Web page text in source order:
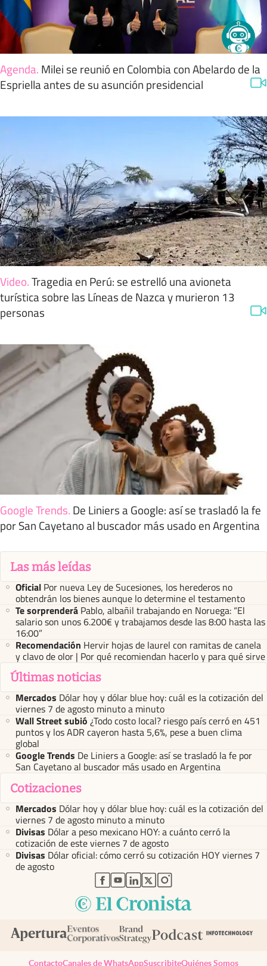
Agenda. Milei se reunió en Colombia con Abelardo de la
Espriella antes de su asunción presidencial
Video.Tragedia en Perú: se estrelló una avioneta
turística sobre las Líneas de Nazca y murieron 13
personas
Google Trends. De Liniers a Google: así se trasladó la fe
por San Cayetano al buscador más usado en Argentina
Las más leídas
Oficial Por nueva Ley de Sucesiones, los herederos no
obtendrán los bienes aunque lo determine el testamento
Te sorprenderá Pablo, albañil trabajando en Noruega: “El
salario son unos 6.200€ y trabajamos desde las 8:00 hasta las
16:00”
Recomendación Hervir hojas de laurel con ramitas de canela
y clavo de olor | Por qué recomiendan hacerlo y para qué sirve
Últimas noticias
Mercados Dólar hoy y dólar blue hoy: cuál es la cotización del
viernes 7 de agosto minuto a minuto
Wall Street subió ¿Todo costo local? riesgo país cerró en 451
puntos y los ADR cayeron hasta 5,6%, pese a buen clima
global
Google Trends De Liniers a Google: así se trasladó la fe por
San Cayetano al buscador más usado en Argentina
Cotizaciones
Mercados Dólar hoy y dólar blue hoy: cuál es la cotización del
viernes 7 de agosto minuto a minuto
Divisas Dólar a peso mexicano HOY: a cuánto cerró la
cotización de este viernes 7 de agosto
Divisas Dólar oficial: cómo cerró su cotización HOY viernes 7
de agosto
abre en nueva pestaña
abre en nueva pestaña
abre en nueva pestaña
abre en nueva pestaña
abre en nueva pestaña
ContactoCanales de WhatsAppSuscribiteQuiénes Somos